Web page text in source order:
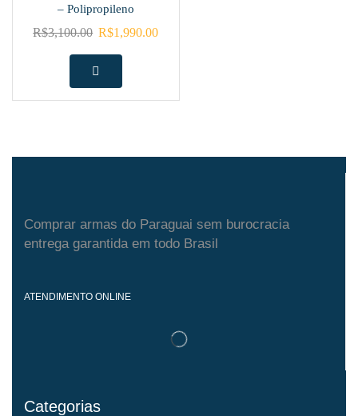
– Polipropileno
R$3,100.00 R$1,990.00
Comprar armas do Paraguai sem burocracia
entrega garantida em todo Brasil
ATENDIMENTO ONLINE
Categorias